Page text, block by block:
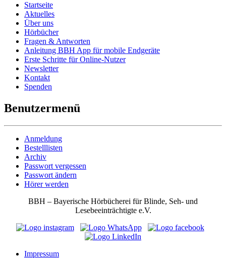
Startseite
Aktuelles
Über uns
Hörbücher
Fragen & Antworten
Anleitung BBH App für mobile Endgeräte
Erste Schritte für Online-Nutzer
Newsletter
Kontakt
Spenden
Benutzermenü
Anmeldung
Bestelllisten
Archiv
Passwort vergessen
Passwort ändern
Hörer werden
BBH – Bayerische Hörbücherei für Blinde, Seh- und
Lesebeeinträchtigte e.V.
Impressum